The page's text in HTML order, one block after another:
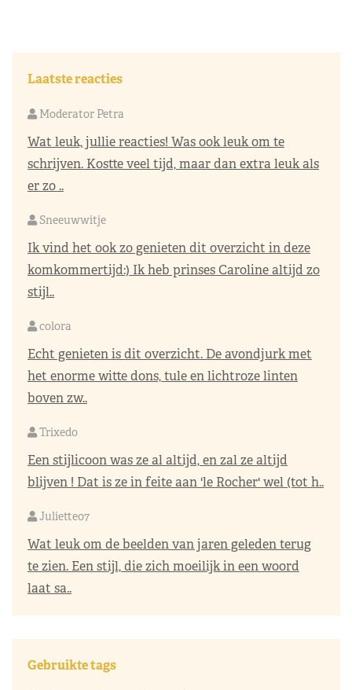
Laatste reacties
Moderator Petra
Wat leuk, jullie reacties! Was ook leuk om te
schrijven. Kostte veel tijd, maar dan extra leuk als
er zo ..
Sneeuwwitje
Ik vind het ook zo genieten dit overzicht in deze
komkommertijd:) Ik heb prinses Caroline altijd zo
stijl..
colora
Echt genieten is dit overzicht. De avondjurk met
het enorme witte dons, tule en lichtroze linten
boven zw..
Trixedo
Een stijlicoon was ze al altijd, en zal ze altijd
blijven ! Dat is ze in feite aan 'le Rocher' wel (tot h..
Juliette07
Wat leuk om de beelden van jaren geleden terug
te zien. Een stijl, die zich moeilijk in een woord
laat sa..
Gebruikte tags